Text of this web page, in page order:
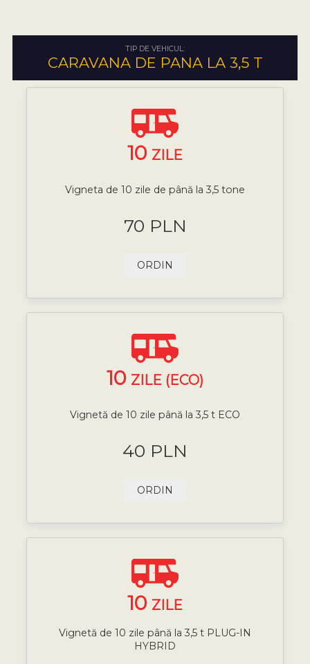
TIP DE VEHICUL:
CARAVANA DE PANA LA 3,5 T
10 ZILE
Vigneta de 10 zile de până la 3,5 tone
70 PLN
ORDIN
10 ZILE (ECO)
Vignetă de 10 zile până la 3,5 t ECO
40 PLN
ORDIN
10 ZILE
Vignetă de 10 zile până la 3,5 t PLUG-IN
HYBRID